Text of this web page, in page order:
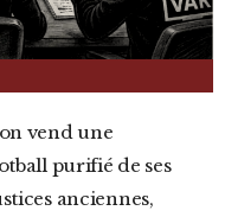
purifié de ses
anciennes,